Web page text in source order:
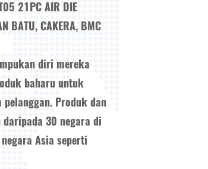
21PC AIR DIE
BATU, CAKERA, BMC
diri mereka
baharu untuk
Produk dan
30 negara di
Asia seperti